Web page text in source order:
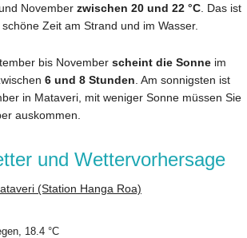
November zwischen 20 und 22 °C . Das ist
Zeit am Strand und im Wasser.
bis November scheint die Sonne im
6 und 8 Stunden . Am sonnigsten ist
in Mataveri, mit weniger Sonne müssen Sie
auskommen.
und Wettervorhersage
(Station Hanga Roa)
18.4 °C